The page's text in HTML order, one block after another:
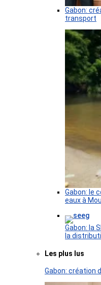
Gabon:
transport
Gabon: le
eaux à
Gabon: la
la
Les plus lus
Gabon: création